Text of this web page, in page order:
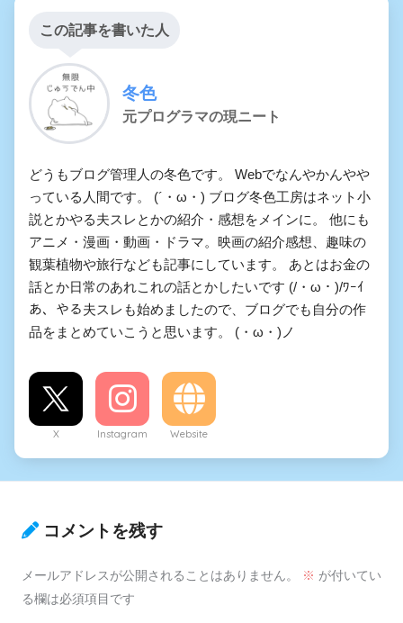
この記事を書いた人
冬色
元プログラマの現ニート
どうもブログ管理人の冬色です。 Webでなんやかんやや
っている人間です。 (´・ω・) ブログ冬色工房はネット小
説とかやる夫スレとかの紹介・感想をメインに。 他にも
アニメ・漫画・動画・ドラマ。映画の紹介感想、趣味の
観葉植物や旅行なども記事にしています。 あとはお金の
話とか日常のあれこれの話とかしたいです (/・ω・)/ﾜｰｲ
あ、やる夫スレも始めましたので、ブログでも自分の作
品をまとめていこうと思います。 (・ω・)ノ
X Instagram Website
コメントを残す
メールアドレスが公開されることはありません。 ※ が付いてい
る欄は必須項目です